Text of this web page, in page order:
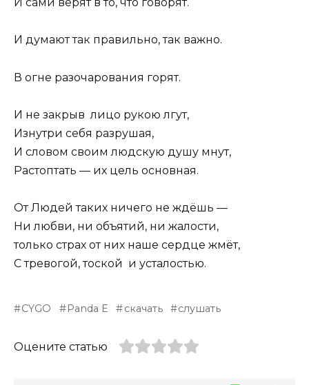
И думают так правильно, так важно.
В огне разочарования горят.
И не закрыв лицо рукою лгут,
Изнутри себя разрушая,
И словом своим людскую душу мнут,
Растоптать — их цель основная.
От Людей таких ничего не ждёшь —
Ни любви, ни объятий, ни жалости,
только страх от них наше сердце жмёт,
С тревогой, тоской и усталостью.
CYGO Panda E скачать слушать
Оцените статью